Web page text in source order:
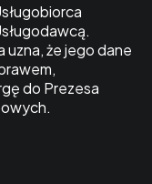
uzna, że jego dane
do Prezesa